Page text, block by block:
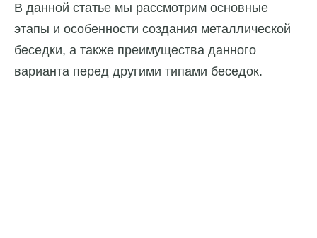
В данной статье мы рассмотрим основные
этапы и особенности создания металлической
беседки, а также преимущества данного
варианта перед другими типами беседок.